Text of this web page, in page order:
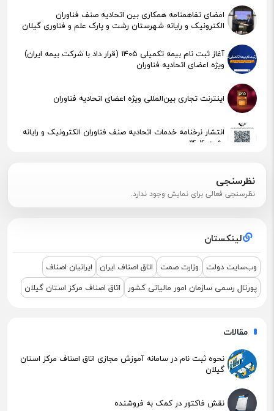
امضای تفاهمنامه همکاری بین اتحادیه صنف فناوران
الکترونیک و رایانه شهرستان رشت و پارک علم و فناوری گیلان
آغاز ثبت نام بیمه تکمیلی ۱۴۰۵ (قرار داد با شرکت بیمه ایران)
ویژه اعضای اتحادیه فناوران
اینترنت تجاری بین‌المللی ویژه اعضای اتحادیه فناوران
انتشار نرخنامه خدمات اتحادیه صنف فناوران الکترونیک و رایانه
رشت 1404
نشست مشترک درباره نمایشگاه ETEX+IGF 2025
نظرسنجی
نظرسنجی فعالی برای نمایش وجود ندارد.
لینکستان
وب‌سایت دولت وزارت صمت اتاق اصناف ایران
ایرانیان اصناف
پورتال رسمی سازمان امور مالیاتی کشور
اتاق اصناف مرکز استان گیلان
مقالات
نحوه ثبت نام در سامانه آموزش مجازی اتاق اصناف مرکز استان
گیلان
نقش فاکتور در کمک به فروشنده